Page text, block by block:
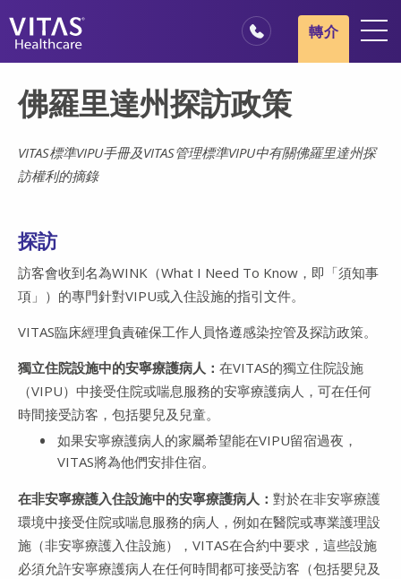
安寧療護基本概述
我們的服務
轉介
佛羅里達州探訪政策
VITAS標準VIPU手冊及VITAS管理標準VIPU中有關佛羅里達州探
訪權利的摘錄
探訪
訪客會收到名為WINK（What I Need To Know，即「須知事
項」）的專門針對VIPU或入住設施的指引文件。
VITAS臨床經理負責確保工作人員恪遵感染控管及探訪政策。
獨立住院設施中的安寧療護病人： 在VITAS的獨立住院設施
（VIPU）中接受住院或喘息服務的安寧療護病人，可在任何
時間接受訪客，包括嬰兒及兒童。
如果安寧療護病人的家屬希望能在VIPU留宿過夜，
VITAS將為他們安排住宿。
在非安寧療護入住設施中的安寧療護病人： 對於在非安寧療護
環境中接受住院或喘息服務的病人，例如在醫院或專業護理設
施（非安寧療護入住設施），VITAS在合約中要求，這些設施
必須允許安寧療護病人在任何時間都可接受訪客（包括嬰兒及